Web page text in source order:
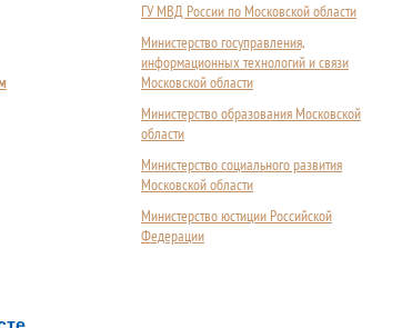
ГУ МВД России по Московской области
Министерство госуправления,
информационных технологий и связи
Московской области
Министерство образования Московской
области
Министерство социального развития
Московской области
Министерство юстиции Российской
Федерации
получением социальной выплаты или